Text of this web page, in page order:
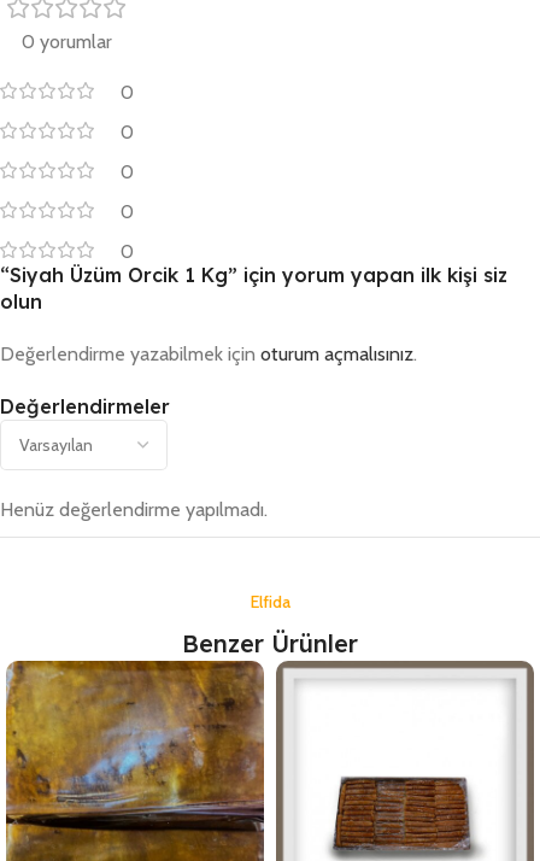
0 yorumlar
0
0
0
0
0
Değerlendirmeler
Henüz değerlendirme yapılmadı.
“Siyah Üzüm Orcik 1 Kg” için yorum yapan ilk kişi siz
olun
Değerlendirme yazabilmek için oturum açmalısınız.
Elfida
Benzer Ürünler